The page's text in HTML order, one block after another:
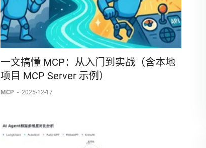
一文搞懂 MCP：从入门到实战（含本地
项目 MCP Server 示例）
MCP - 2025-12-17